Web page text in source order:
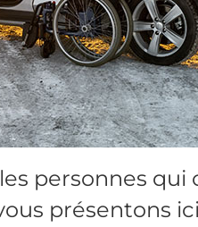
personnes qui
présentons